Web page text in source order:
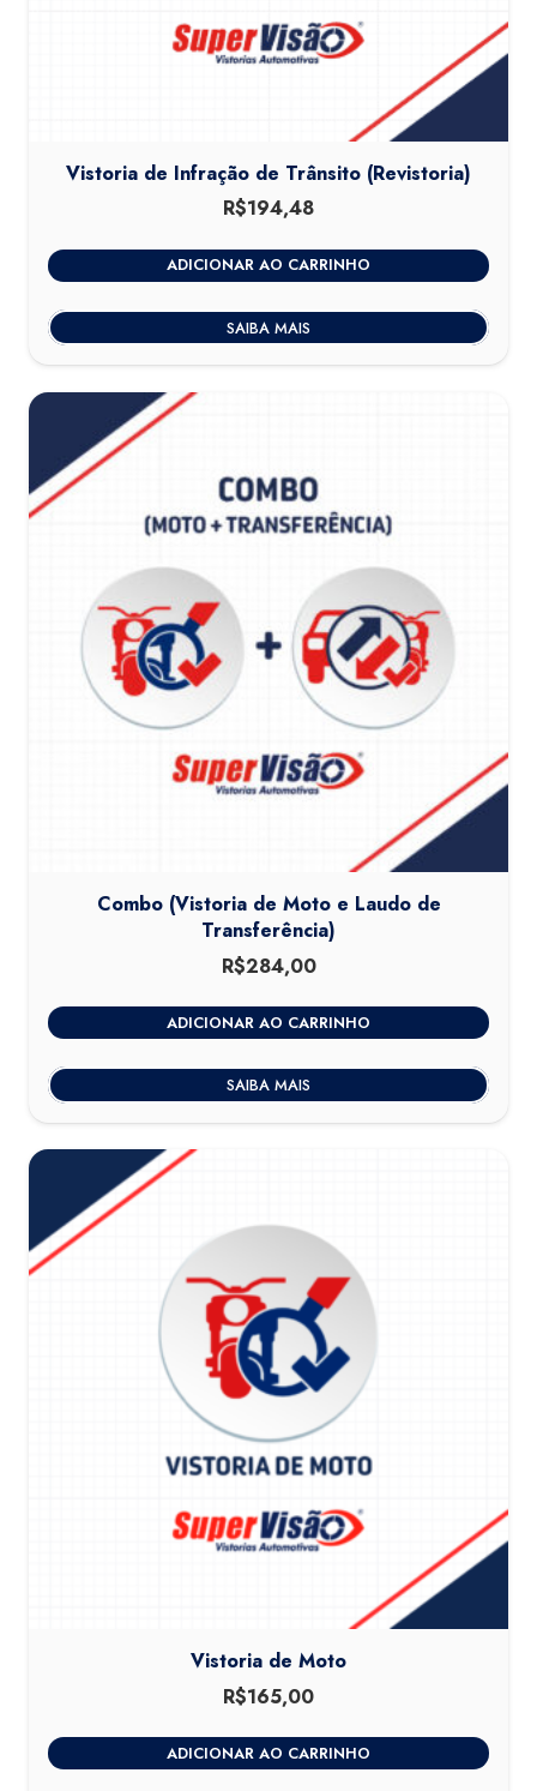
Vistoria de Infração de Trânsito (Revistoria)
R$194,48
ADICIONAR AO CARRINHO
SAIBA MAIS
Combo (Vistoria de Moto e Laudo de
Transferência)
R$284,00
ADICIONAR AO CARRINHO
SAIBA MAIS
Vistoria de Moto
R$165,00
ADICIONAR AO CARRINHO